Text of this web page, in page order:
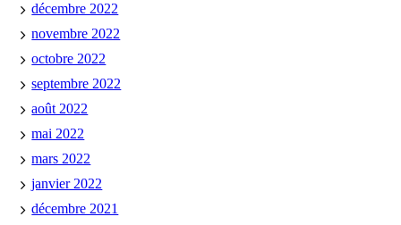
décembre 2022
novembre 2022
octobre 2022
septembre 2022
août 2022
mai 2022
mars 2022
janvier 2022
décembre 2021